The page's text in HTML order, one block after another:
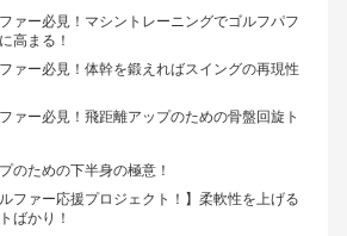
ァー必見！マシントレーニングでゴルフパフ
高まる！
ァー必見！体幹を鍛えればスイングの再現性
ァー必見！飛距離アップのための骨盤回旋ト
のための下半身の極意！
ファー応援プロジェクト！】柔軟性を上げる
ばかり！